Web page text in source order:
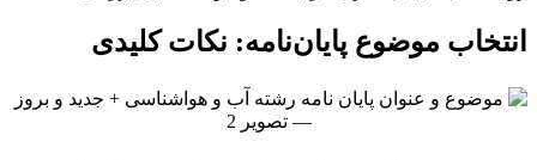
انتخاب موضوع پایان‌نامه: نکات کلیدی